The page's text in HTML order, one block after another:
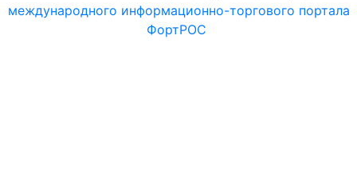
международного информационно-торгового портала
ФортРОС